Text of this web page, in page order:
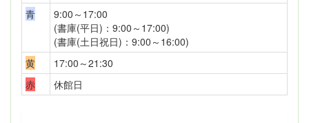
青
9:00～17:00
(書庫(平日)：9:00～17:00)
(書庫(土日祝日)：9:00～16:00)
黄
17:00～21:30
赤
休館日